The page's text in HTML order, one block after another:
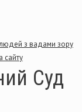
з вадами зору
сайту
Суд